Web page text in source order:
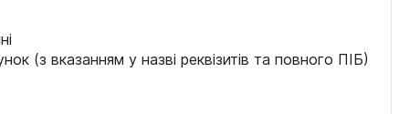
(з вказанням у назві реквізитів та повного ПІБ)